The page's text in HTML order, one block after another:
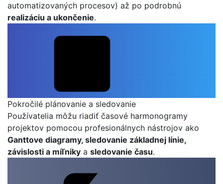
automatizovaných procesov) až po podrobnú
realizáciu a ukončenie.
Pokročilé plánovanie a sledovanie
Používatelia môžu riadiť časové harmonogramy
projektov pomocou profesionálnych nástrojov ako
Ganttove diagramy, sledovanie základnej línie,
závislosti a míľniky a sledovanie času.